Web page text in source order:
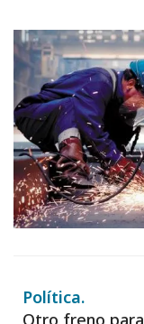
Política.